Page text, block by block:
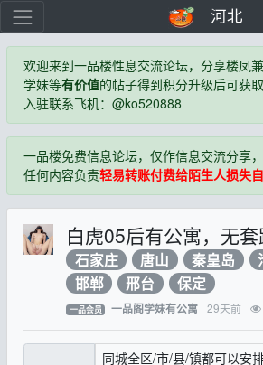
河北
欢迎来到一品楼性息交流论坛，分享楼凤
学妹等有价值的帖子得到积分升级后可获
入驻联系飞机：@ko520888
一品楼免费信息论坛，仅作信息交流分享
任何内容负责轻易转账付费给陌生人损失
白虎05后有公寓，无
石家庄 唐山 秦皇岛
邯郸
邢台 保定
一品会员 一品阁学妹有公寓 29天前
同城全区/市/县/镇都可以安